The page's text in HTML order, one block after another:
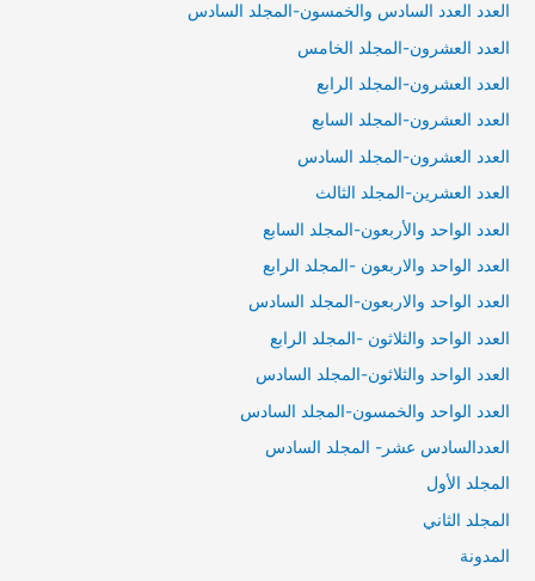
العدد العدد السادس والخمسون-المجلد السادس
العدد العشرون-المجلد الخامس
العدد العشرون-المجلد الرابع
العدد العشرون-المجلد السابع
العدد العشرون-المجلد السادس
العدد العشرين-المجلد الثالث
العدد الواحد والأربعون-المجلد السابع
العدد الواحد والاربعون -المجلد الرابع
العدد الواحد والاربعون-المجلد السادس
العدد الواحد والثلاثون -المجلد الرابع
العدد الواحد والثلاثون-المجلد السادس
العدد الواحد والخمسون-المجلد السادس
العددالسادس عشر- المجلد السادس
المجلد الأول
المجلد الثاني
المدونة